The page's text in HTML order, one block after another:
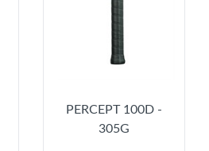
PERCEPT 100D -
305G